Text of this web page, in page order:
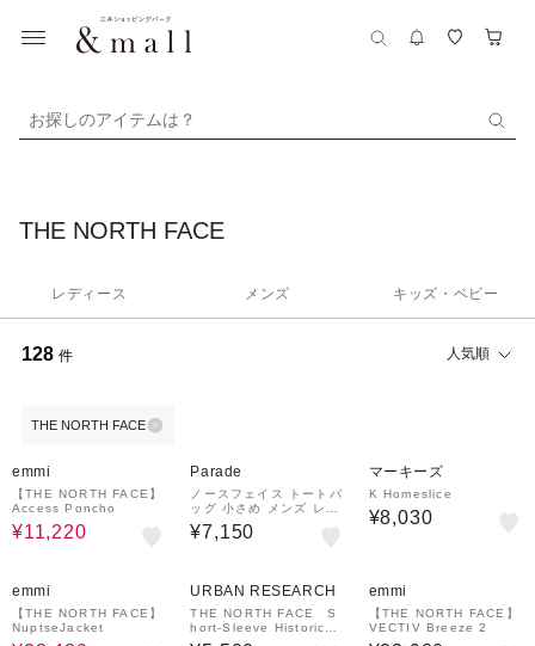
お探しのアイテムは？
THE NORTH FACE
レディース メンズ キッズ・ベビー
128 件 人気順
THE NORTH FACE
emmi
【THE NORTH FACE】
Access Poncho
¥11,220
Parade
ノースフェイス トートバ
ッグ 小さめ メンズ レデ
ィース バッグ NM82501
BCスタンダードトートミ
¥7,150
マーキーズ
K Homeslice
¥8,030
emmi
【THE NORTH FACE】
NuptseJacket
URBAN RESEARCH
THE NORTH FACE S
hort-Sleeve Historical
Logo Tee
emmi
【THE NORTH FACE】
VECTIV Breeze 2